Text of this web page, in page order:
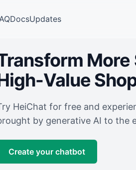
DocsUpdates
Value
HeiChat for free and
by generative AI to the
Create your chatbot